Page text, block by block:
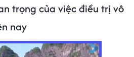
trọng của việc điều trị vô
nay